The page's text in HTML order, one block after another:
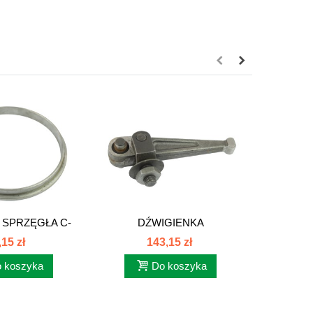
C-
zł
koszyka
DŹWIGIENKA
SPRZĘGŁA.KPLC385...
143,15 zł
Do koszyka